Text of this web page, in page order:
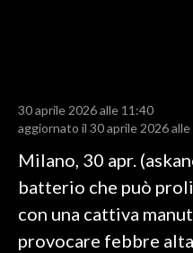
RISULTATI E CLASSIFICHE
CALCIO REGIONALE
BASKET
VOLLEY
MOTORI
30 aprile 2026 alle 11:40
aggiornato il 30 aprile 2026
Milano, 30 apr.
batterio che può
con una cattiva
provocare febbre